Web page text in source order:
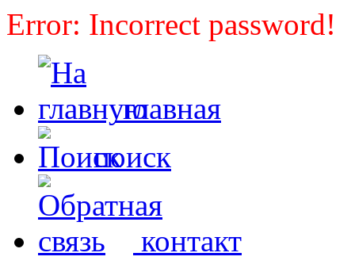
Error: Incorrect password!
главная
поиск
контакт